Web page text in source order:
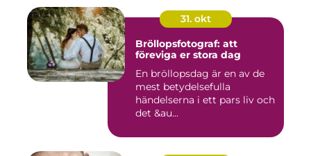
31. okt
Bröllopsfotograf: att
föreviga er stora dag
En bröllopsdag är en av de
mest betydelsefulla
händelserna i ett pars liv och
det &au...